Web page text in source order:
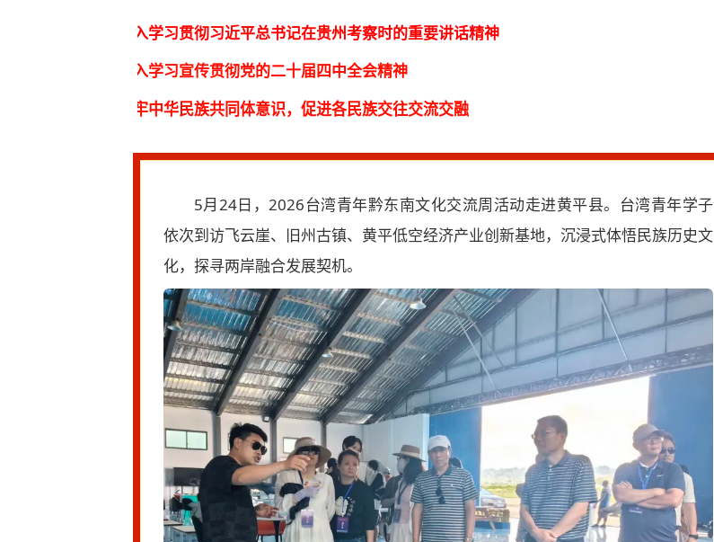
贯彻习近平总书记在贵州考察时的重要讲话精神
宣传贯彻党的二十届四中全会精神
族共同体意识，促进各民族交往交流交融
5月24日，2026台湾青年黔东南文化交流周活动走进黄平县。台湾青年学子
依次到访飞云崖、旧州古镇、黄平低空经济产业创新基地，沉浸式体悟民族历史文
化，探寻两岸融合发展契机。